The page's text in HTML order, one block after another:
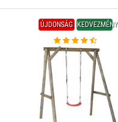
ÚJDONSÁG KEDVEZMÉNY